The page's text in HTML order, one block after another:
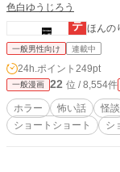
色白ゆうじろう
ほんの
一般男性向け 連載中
24h.ポイント 249pt
一般漫画 22 位 / 8,554件
ホラー 怖い話 怪談
ショートショート
シ